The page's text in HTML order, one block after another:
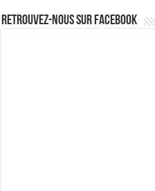
Retrouvez-nous sur Facebook